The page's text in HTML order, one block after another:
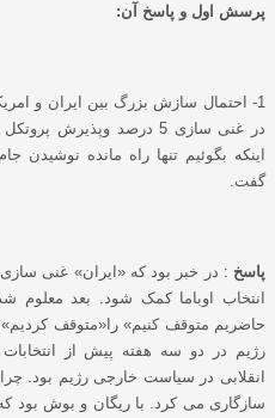
پرسش اول و پاسخ آن:
1- احتمال سازش بزرگ بین ایران و
در غنی سازی 5 درصد وپذیرش
اینکه بگوئیم تنها راه مانده
گفت.
پاسخ : در خبر بود که «ایران» غنی
حاضریم متوقف کنیم» را«متوقف
رﮊیم در دو سه هفته پیش از
انقلابی در سیاست خارجی رﮊیم بود.
سازگاری می کرد. با ریگان و بوش بود که